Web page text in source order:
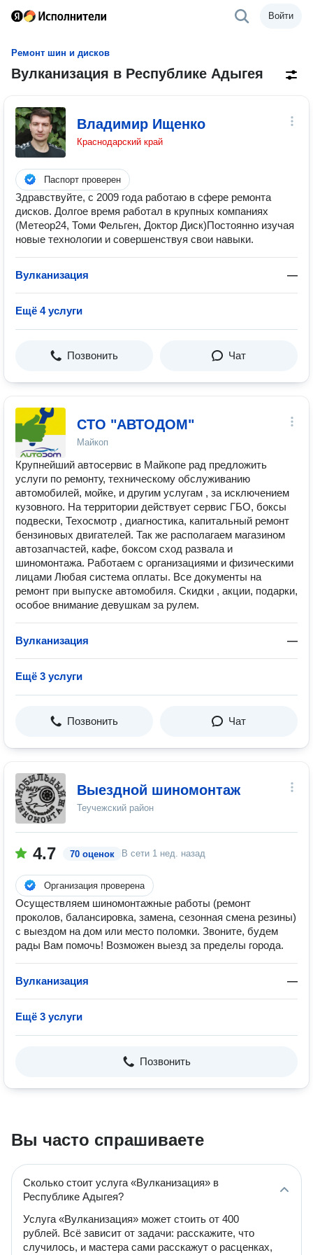
Войти
Ремонт шин и дисков
Вулканизация в Республике Адыгея
Владимир Ищенко
Краснодарский край
Паспорт проверен
Здравствуйте, с 2009 года работаю в сфере ремонта
дисков. Долгое время работал в крупных компаниях
(Метеор24, Томи Фельген, Доктор Диск)Постоянно изучая
новые технологии и совершенствуя свои навыки.
Вулканизация —
Ещё 4 услуги
Позвонить Чат
СТО "АВТОДОМ"
Майкоп
Крупнейший автосервис в Майкопе рад предложить
услуги по ремонту, техническому обслуживанию
автомобилей, мойке, и другим услугам , за исключением
кузовного. На территории действует сервис ГБО, боксы
подвески, Техосмотр , диагностика, капитальный ремонт
бензиновых двигателей. Так же располагаем магазином
автозапчастей, кафе, боксом сход развала и
шиномонтажа. Работаем с организациями и физическими
лицами Любая система оплаты. Все документы на
ремонт при выпуске автомобиля. Скидки , акции, подарки,
особое внимание девушкам за рулем.
Вулканизация —
Ещё 3 услуги
Позвонить Чат
Выездной шиномонтаж
Теучежский район
4.7 70 оценок В сети 1 нед. назад
Организация проверена
Осуществляем шиномонтажные работы (ремонт
проколов, балансировка, замена, сезонная смена резины)
с выездом на дом или место поломки. Звоните, будем
рады Вам помочь! Возможен выезд за пределы города.
Вулканизация —
Ещё 3 услуги
Позвонить
Вы часто спрашиваете
Сколько стоит услуга «Вулканизация» в
Республике Адыгея?
Услуга «Вулканизация» может стоить от 400
рублей. Всё зависит от задачи: расскажите, что
случилось, и мастера сами расскажут о расценках,